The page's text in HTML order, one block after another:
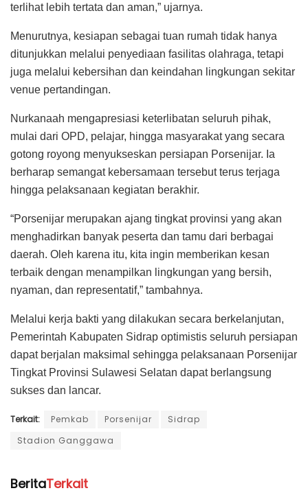
terlihat lebih tertata dan aman,” ujarnya.
Menurutnya, kesiapan sebagai tuan rumah tidak hanya
ditunjukkan melalui penyediaan fasilitas olahraga, tetapi
juga melalui kebersihan dan keindahan lingkungan sekitar
venue pertandingan.
Nurkanaah mengapresiasi keterlibatan seluruh pihak,
mulai dari OPD, pelajar, hingga masyarakat yang secara
gotong royong menyukseskan persiapan Porsenijar. Ia
berharap semangat kebersamaan tersebut terus terjaga
hingga pelaksanaan kegiatan berakhir.
“Porsenijar merupakan ajang tingkat provinsi yang akan
menghadirkan banyak peserta dan tamu dari berbagai
daerah. Oleh karena itu, kita ingin memberikan kesan
terbaik dengan menampilkan lingkungan yang bersih,
nyaman, dan representatif,” tambahnya.
Melalui kerja bakti yang dilakukan secara berkelanjutan,
Pemerintah Kabupaten Sidrap optimistis seluruh persiapan
dapat berjalan maksimal sehingga pelaksanaan Porsenijar
Tingkat Provinsi Sulawesi Selatan dapat berlangsung
sukses dan lancar.
Terkait: Pemkab Porsenijar
Sidrap
Stadion Ganggawa
BeritaTerkait